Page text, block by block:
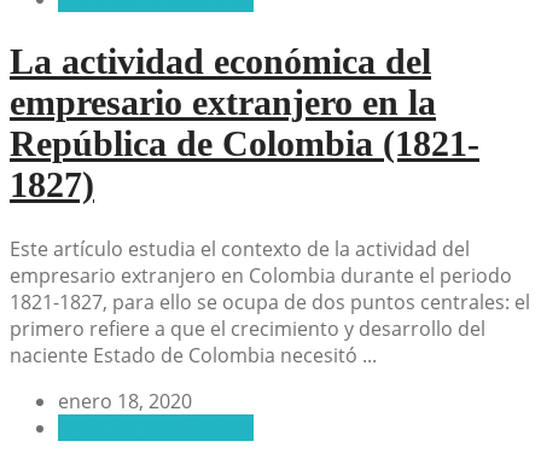
La actividad económica del
empresario extranjero en la
República de Colombia (1821-
1827)
Este artículo estudia el contexto de la actividad del
empresario extranjero en Colombia durante el periodo
1821-1827, para ello se ocupa de dos puntos centrales: el
primero refiere a que el crecimiento y desarrollo del
naciente Estado de Colombia necesitó ...
enero 18, 2020